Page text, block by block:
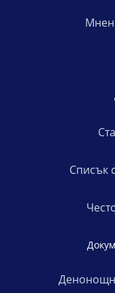
Списък